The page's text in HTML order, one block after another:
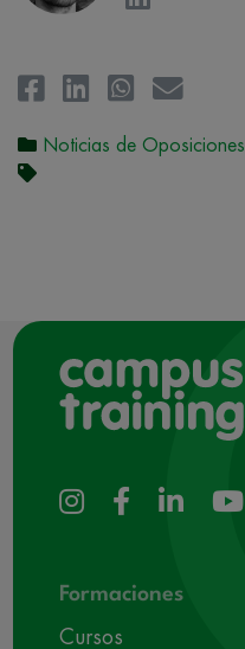
Noticias de Oposiciones
Formaciones
Cursos